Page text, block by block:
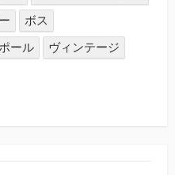
ボス
ール
ヴィンテージ